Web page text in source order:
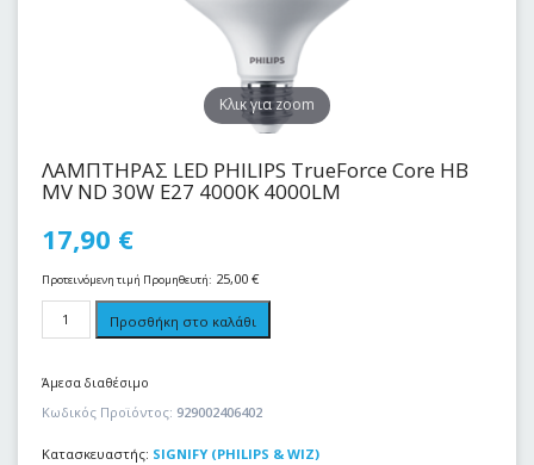
Kλικ για zoom
ΛΑΜΠΤΗΡΑΣ LED PHILIPS TrueForce Core HB
MV ND 30W E27 4000K 4000LM
17,90 €
Προτεινόμενη τιμή Προμηθευτή: 25,00 €
Προσθήκη στο καλάθι
Άμεσα διαθέσιμο
Κωδικός Προϊόντος: 929002406402
Κατασκευαστής: SIGNIFY (PHILIPS & WIZ)